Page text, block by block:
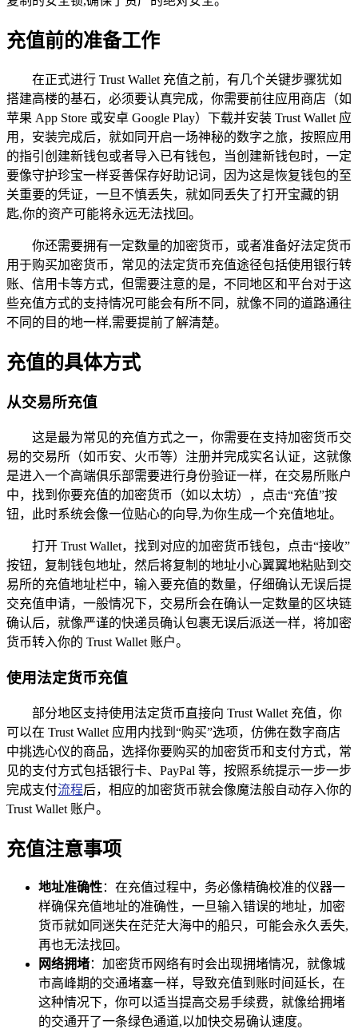
充值前的准备工作
在正式进行 Trust Wallet 充值之前，有几个关键步骤犹如
搭建高楼的基石，必须要认真完成，你需要前往应用商店（如
苹果 App Store 或安卓 Google Play）下载并安装 Trust Wallet 应
用，安装完成后，就如同开启一场神秘的数字之旅，按照应用
的指引创建新钱包或者导入已有钱包，当创建新钱包时，一定
要像守护珍宝一样妥善保存好助记词，因为这是恢复钱包的至
关重要的凭证，一旦不慎丢失，就如同丢失了打开宝藏的钥
匙,你的资产可能将永远无法找回。
你还需要拥有一定数量的加密货币，或者准备好法定货币
用于购买加密货币，常见的法定货币充值途径包括使用银行转
账、信用卡等方式，但需要注意的是，不同地区和平台对于这
些充值方式的支持情况可能会有所不同，就像不同的道路通往
不同的目的地一样,需要提前了解清楚。
充值的具体方式
从交易所充值
这是最为常见的充值方式之一，你需要在支持加密货币交
易的交易所（如币安、火币等）注册并完成实名认证，这就像
是进入一个高端俱乐部需要进行身份验证一样，在交易所账户
中，找到你要充值的加密货币（如以太坊），点击“充值”按
钮，此时系统会像一位贴心的向导,为你生成一个充值地址。
打开 Trust Wallet，找到对应的加密货币钱包，点击“接收”
按钮，复制钱包地址，然后将复制的地址小心翼翼地粘贴到交
易所的充值地址栏中，输入要充值的数量，仔细确认无误后提
交充值申请，一般情况下，交易所会在确认一定数量的区块链
确认后，就像严谨的快递员确认包裹无误后派送一样，将加密
货币转入你的 Trust Wallet 账户。
使用法定货币充值
部分地区支持使用法定货币直接向 Trust Wallet 充值，你
可以在 Trust Wallet 应用内找到“购买”选项，仿佛在数字商店
中挑选心仪的商品，选择你要购买的加密货币和支付方式，常
见的支付方式包括银行卡、PayPal 等，按照系统提示一步一步
完成支付流程后，相应的加密货币就会像魔法般自动存入你的
Trust Wallet 账户。
充值注意事项
地址准确性：在充值过程中，务必像精确校准的仪器一
样确保充值地址的准确性，一旦输入错误的地址，加密
货币就如同迷失在茫茫大海中的船只，可能会永久丢失,
再也无法找回。
网络拥堵：加密货币网络有时会出现拥堵情况，就像城
市高峰期的交通堵塞一样，导致充值到账时间延长，在
这种情况下，你可以适当提高交易手续费，就像给拥堵
的交通开了一条绿色通道,以加快交易确认速度。